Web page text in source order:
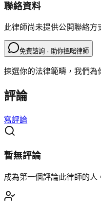
聯絡資料
此律師尚未提供公開聯絡方
免費諮詢 · 助你搵啱律師
揀選你的法律範疇，我們為
評論
寫評論
暫無評論
成為第一個評論此律師的人